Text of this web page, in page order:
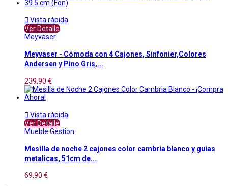
 Vista rápida
Ver Detalle
Meyvaser
Meyvaser - Cómoda con 4 Cajones, Sinfonier,Colores
Andersen y Pino Gris,...
239,90 €
 Vista rápida
Ver Detalle
Mueble Gestion
Mesilla de noche 2 cajones color cambria blanco y guias
metalicas, 51cm de...
69,90 €